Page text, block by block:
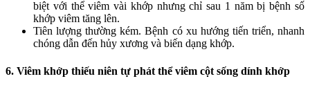
biệt với thể viêm vài khớp nhưng chỉ sau 1 năm bị bệnh số
khớp viêm tăng lên.
Tiên lượng thường kém. Bệnh có xu hướng tiến triển, nhanh
chóng dẫn đến hủy xương và biến dạng khớp.
6. Viêm khớp thiếu niên tự phát thể viêm cột sống dính khớp